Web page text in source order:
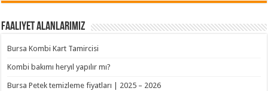
Faaliyet Alanlarımız
Bursa Kombi Kart Tamircisi
Kombi bakımı heryıl yapılır mı?
Bursa Petek temizleme fiyatları | 2025 – 2026